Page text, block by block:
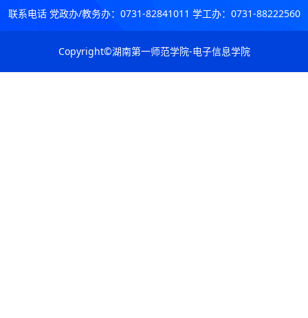
联系电话 党政办/教务办：0731-82841011 学工办：0731-88222560
Copyright©湖南第一师范学院-电子信息学院